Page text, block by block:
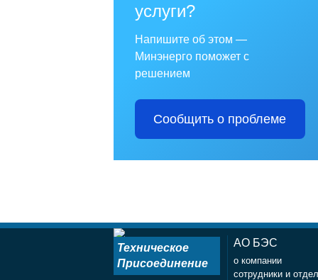
услуги?
Напишите об этом —
Минэнерго поможет с
решением
Сообщить о проблеме
Техническое
Присоединение
АО БЭС
о компании
сотрудники и